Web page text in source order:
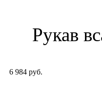
Рукав
6 984 руб.